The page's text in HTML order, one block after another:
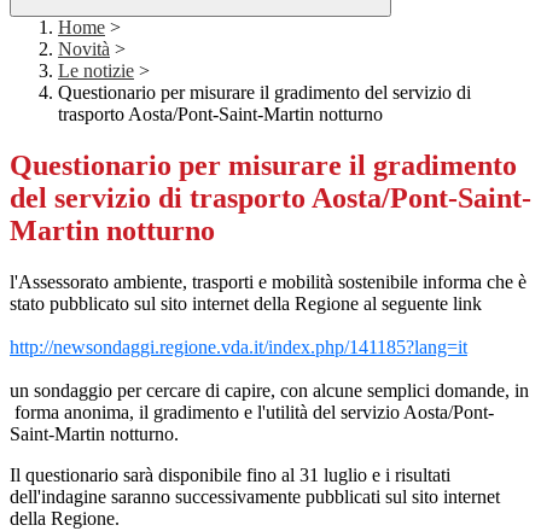
Home >
Novità >
Le notizie >
Questionario per misurare il gradimento del servizio di
trasporto Aosta/Pont-Saint-Martin notturno
Questionario per misurare il gradimento
del servizio di trasporto Aosta/Pont-Saint-
Martin notturno
l'Assessorato ambiente, trasporti e mobilità sostenibile informa che è
stato pubblicato sul sito internet della Regione al seguente link
http://newsondaggi.regione.vda.it/index.php/141185?lang=it
un sondaggio per cercare di capire, con alcune semplici domande, in
forma anonima, il gradimento e l'utilità del servizio Aosta/Pont-
Saint-Martin notturno.
Il questionario sarà disponibile fino al 31 luglio e i risultati
dell'indagine saranno successivamente pubblicati sul sito internet
della Regione.